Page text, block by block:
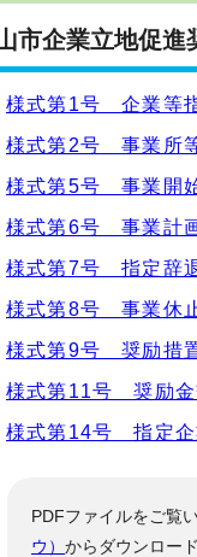
市企業立地促進
様式第1号 企業等
様式第2号 事業所
様式第5号 事業開
様式第6号 事業計
様式第7号 指定辞
様式第8号 事業休
様式第9号 奨励措
様式第11号 奨励金
様式第14号 指定企
PDFファイルをご覧
ウ） からダウンロー